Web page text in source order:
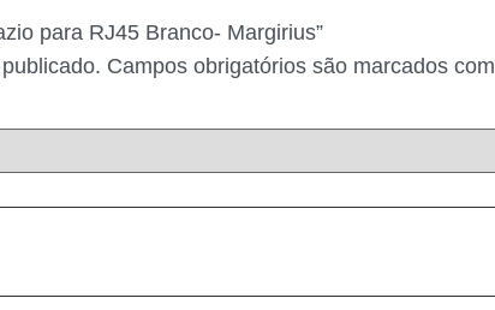
para RJ45 Branco- Margirius”
Campos obrigatórios são marcados com